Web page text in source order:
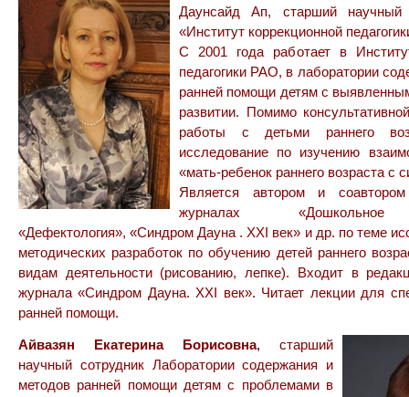
Даунсайд Ап, старший
«Институт коррекционной
С 2001 года работает в
педагогики РАО, в лаборатории
ранней помощи детям с
развитии. Помимо
работы с детьми раннего
исследование по изучению
«мать-ребенок раннего возраста с
Является автором и
журналах «Дошкольное
«Дефектология», «Синдром Дауна . XXI век» и др. по теме
методических разработок по обучению детей раннего
видам деятельности (рисованию, лепке). Входит в
журнала «Синдром Дауна. XXI век». Читает лекции для
ранней помощи.
Айвазян Екатерина Борисовна, старший
научный сотрудник Лаборатории содержания и
методов ранней помощи детям с проблемами в